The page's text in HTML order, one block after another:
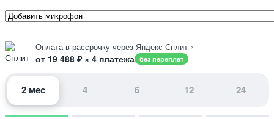
Оплата в рассрочку через Яндекс Сплит ›
от 19 488 ₽ × 4 платежа без переплат
2 мес 4 6 12 24